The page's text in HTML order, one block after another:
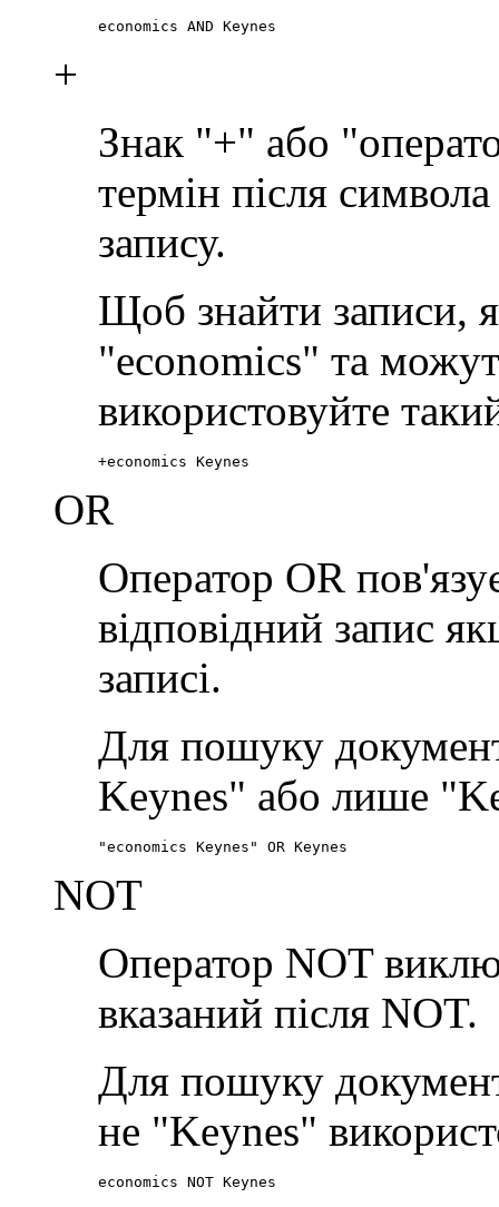
economics AND Keynes
+
Знак "+" або
термін після
запису.
Щоб знайти записи,
"economics" та
використовуйте
+economics Keynes
OR
Оператор OR
відповідний запис
записі.
Для пошуку
Keynes" або лише
"economics Keynes" OR Keynes
NOT
Оператор NOT
вказаний після NOT.
Для пошуку
не "Keynes"
economics NOT Keynes